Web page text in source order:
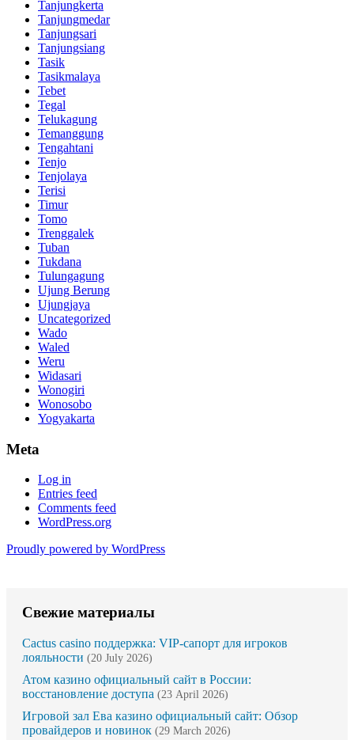
Tanjungkerta
Tanjungmedar
Tanjungsari
Tanjungsiang
Tasik
Tasikmalaya
Tebet
Tegal
Telukagung
Temanggung
Tengahtani
Tenjo
Tenjolaya
Terisi
Timur
Tomo
Trenggalek
Tuban
Tukdana
Tulungagung
Ujung Berung
Ujungjaya
Uncategorized
Wado
Waled
Weru
Widasari
Wonogiri
Wonosobo
Yogyakarta
Meta
Log in
Entries feed
Comments feed
WordPress.org
Proudly powered by WordPress
Свежие материалы
Cactus casino поддержка: VIP-сапорт для игроков
лояльности (20 July 2026)
Атом казино официальный сайт в России:
восстановление доступа (23 April 2026)
Игровой зал Ева казино официальный сайт: Обзор
провайдеров и новинок (29 March 2026)